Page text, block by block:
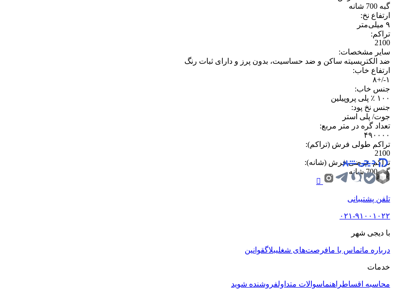
گبه 700 شانه
ارتفاع نخ:
۹ میلی‌متر
تراکم:
2100
سایر مشخصات:
ضد الکتریسیته ساکن و ضد حساسیت، بدون پرز و دارای ثبات رنگ
ارتفاع خاب:
۱-/+۸
جنس خاب:
۱۰۰ ٪ پلی پروپیلین
جنس نخ پود:
جوت/ پلی استر
تعداد گره در متر مربع:
۴۹۰۰۰۰
تراکم طولی فرش (تراکم):
2100
تراکم عرضی فرش (شانه):
گبه 700 شانه
تلفن پشتیبانی
۰۲۱-۹۱۰۰۱۰۲۲
با دیجی شهر
درباره ماتماس با مافرصت‌های شغلیبلاگقوانین
خدمات
محاسبه اقساطراهنماسوالات متداولفروشنده شوید